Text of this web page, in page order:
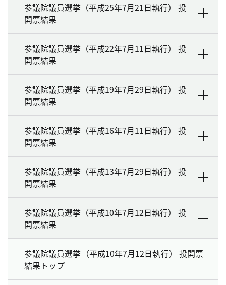
参議院議員選挙（平成25年7月21日執行） 投
開票結果
参議院議員選挙（平成22年7月11日執行） 投
開票結果
参議院議員選挙（平成19年7月29日執行） 投
開票結果
参議院議員選挙（平成16年7月11日執行） 投
開票結果
参議院議員選挙（平成13年7月29日執行） 投
開票結果
参議院議員選挙（平成10年7月12日執行） 投
開票結果
参議院議員選挙（平成10年7月12日執行） 投開票
結果トップ